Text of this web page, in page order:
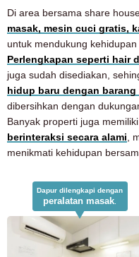
Di area bersama share
masak, mesin cuci gratis,
untuk mendukung
Perlengkapan seperti hair
juga sudah disediakan,
hidup baru dengan barang
dibersihkan dengan
Banyak properti juga memiliki
berinteraksi secara alami,
menikmati kehidupan
Dapur dilengkapi dengan
peralatan masak